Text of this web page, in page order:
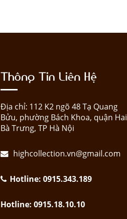
Thông Tin Liên Hệ
Địa chỉ: 112 K2 ngõ 48 Tạ Quang
Bửu, phường Bách Khoa, quận Hai
Bà Trưng, TP Hà Nội
highcollection.vn@gmail.com
Hotline: 0915.343.189
Hotline: 0915.18.10.10